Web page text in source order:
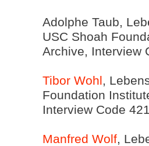
Adolphe Taub,
USC Shoah
Archive, Interview
Tibor Wohl,
Foundation
Interview Code
Manfred Wolf,